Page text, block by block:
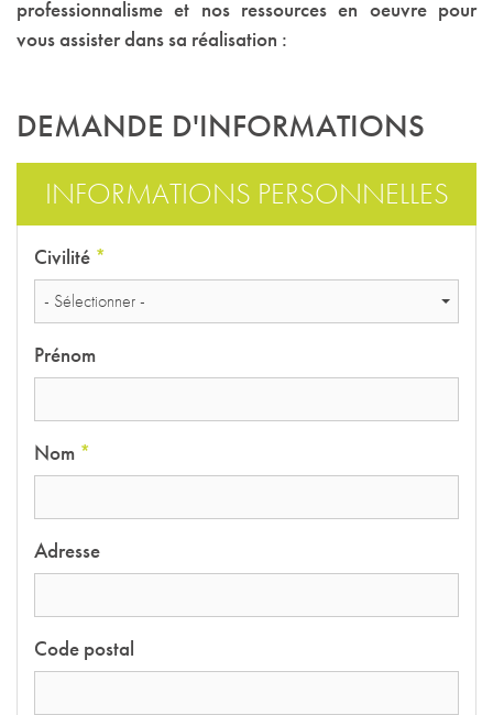
professionnalisme et nos ressources en oeuvre pour
vous assister dans sa réalisation :
DEMANDE D'INFORMATIONS
INFORMATIONS PERSONNELLES
Civilité *
- Sélectionner -
Prénom
Nom *
Adresse
Code postal